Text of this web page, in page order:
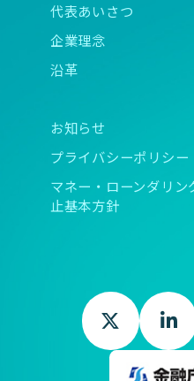
代表あいさつ
企業理念
沿革
お知らせ
プライバシーポリシー
マネー・ローンダリ
止基本方針